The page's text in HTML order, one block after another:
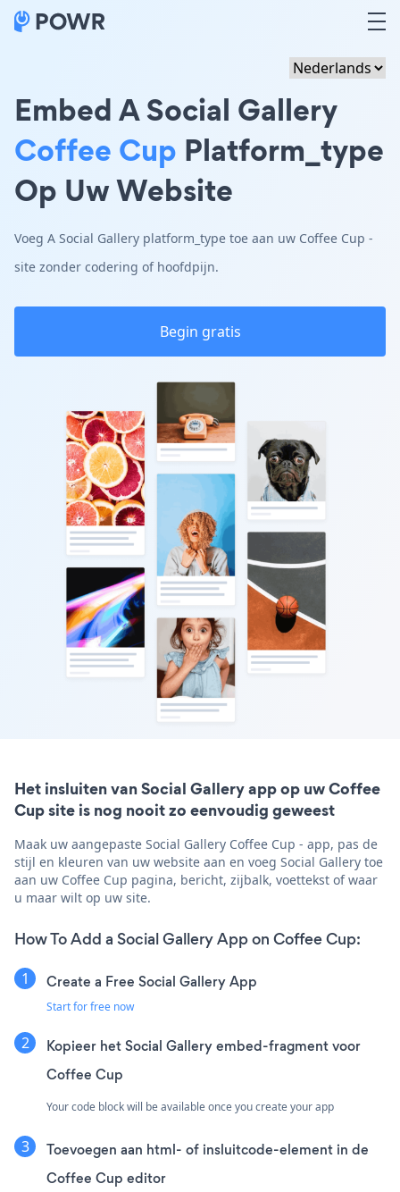
Embed A Social Gallery
Coffee Cup Platform_type
Op Uw Website
Voeg A Social Gallery platform_type toe aan uw Coffee Cup -
site zonder codering of hoofdpijn.
Begin gratis
Het insluiten van Social Gallery app op uw Coffee
Cup site is nog nooit zo eenvoudig geweest
Maak uw aangepaste Social Gallery Coffee Cup - app, pas de
stijl en kleuren van uw website aan en voeg Social Gallery toe
aan uw Coffee Cup pagina, bericht, zijbalk, voettekst of waar
u maar wilt op uw site.
How To Add a Social Gallery App on Coffee Cup:
Create a Free Social Gallery App
Start for free now
Kopieer het Social Gallery embed-fragment voor
Coffee Cup
Your code block will be available once you create your app
Toevoegen aan html- of insluitcode-element in de
Coffee Cup editor